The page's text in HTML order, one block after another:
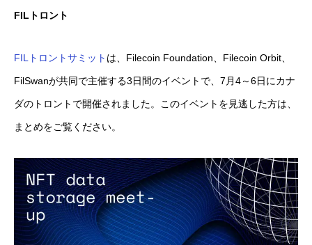
FILトロント
FILトロントサミット は、Filecoin Foundation、Filecoin Orbit、
FilSwanが共同で主催する3日間のイベントで、7月4～6日にカナ
ダのトロントで開催されました。このイベントを見逃した方は、
まとめをご覧ください。